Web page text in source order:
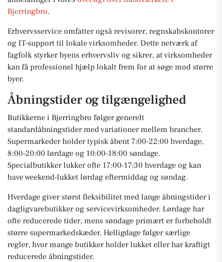
Bjerringbro.
Erhvervsservice omfatter også revisorer, regnskabskontorer
og IT-support til lokale virksomheder. Dette netværk af
fagfolk styrker byens erhvervsliv og sikrer, at virksomheder
kan få professionel hjælp lokalt frem for at søge mod større
byer.
Åbningstider og tilgængelighed
Butikkerne i Bjerringbro følger generelt
standardåbningstider med variationer mellem brancher.
Supermarkeder holder typisk åbent 7:00-22:00 hverdage,
8:00-20:00 lørdage og 10:00-18:00 søndage.
Specialbutikker lukker ofte 17:00-17:30 hverdage og kan
have weekend-lukket lørdag eftermiddag og søndag.
Hverdage giver størst fleksibilitet med lange åbningstider i
dagligvarebutikker og servicevirksomheder. Lørdage har
ofte reducerede tider, mens søndage primært er forbeholdt
større supermarkedskæder. Helligdage følger særlige
regler, hvor mange butikker holder lukket eller har kraftigt
reducerede åbningstider.